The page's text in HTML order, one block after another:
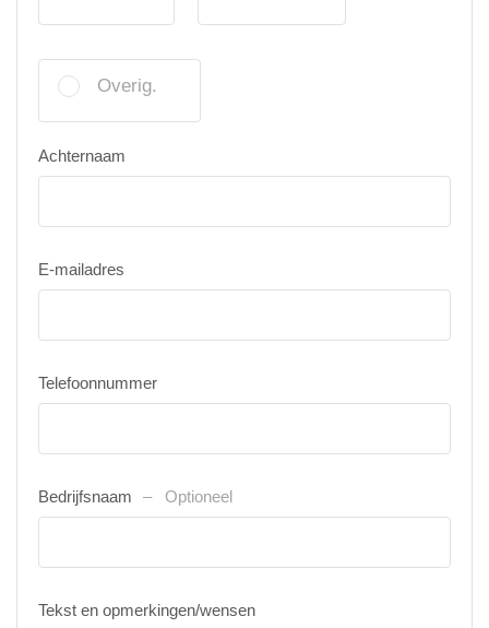
Overig.
Achternaam
E-mailadres
Telefoonnummer
Bedrijfsnaam Optioneel
Tekst en opmerkingen/wensen